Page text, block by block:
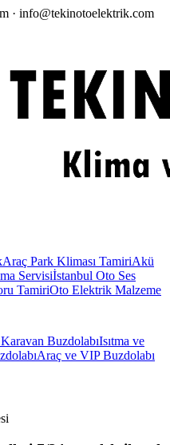
· info@tekinotoelektrik.com
Araç Park Kliması TamiriAkü
Servisiİstanbul Oto Ses
TamiriOto Elektrik Malzeme
BuzdolabıIsıtma ve
Araç ve VIP Buzdolabı